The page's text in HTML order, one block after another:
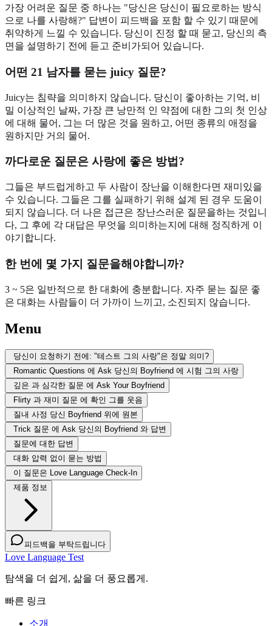
가장 어려운 질문 중 하나는 "당신은 당신이 필요로하는 방식
으로 나를 사랑해?" 답변이 피드백을 포함 할 수 있기 때문에
취약하게 느낄 수 있습니다. 당신이 진정 할 때 묻고, 당신의 측
면을 설명하기 전에 듣고 준비가되어 있습니다.
어떤 21 남자를 묻는 juicy 질문?
Juicy는 침략을 의미하지 않습니다. 당신이 좋아하는 기억, 비
밀 이상적인 날짜, 가장 큰 낭만적 인 약점에 대한 그의 첫 인상
에 대해 물어, 그는 더 많은 것을 원하고, 어떤 종류의 애정을
원하지만 거의 물어.
까다로운 질문은 사랑에 좋은 방법?
그들은 부드럽게하고 두 사람이 장난을 이해한다면 재미있을
수 있습니다. 그들은 그를 실패하기 위해 설계 된 경우 도움이
되지 않습니다. 더 나은 접근은 장난스러운 질문을하는 것입니
다, 그 후에 각 대답은 무엇을 의미하는지에 대해 정직하게 이
야기합니다.
한 번에 몇 가지 질문을해야합니까?
3 ~ 5은 일반적으로 한 대화에 충분합니다. 자주 묻는 질문 좋
은 대화는 사람들이 더 가까이 느끼고, 소진되지 않습니다.
Menu
당신이 요청하기 전에: "테스트 그의 사랑"은 정말 의미?
Romantic Questions 에 Ask 당신의 Boyfriend 에 시험 그의 사랑
깊은 과 심각한 질문 에 Ask Your Boyfriend
Flirty 과 재미 질문 에 확인 그를 웃음
질내 사정 당신 Boyfriend 위에 원본
Trick 질문 에 Ask 당신의 Boyfriend 와 답변
질문에 대한 답변
대화 압력 없이 묻는 방법
이 질문은 Love Language Check-In
제품 정보
피드백을 부탁드립니다
Love Language Test
탐색을 더 쉽게, 삶을 더 풍요롭게.
빠른 링크
소개